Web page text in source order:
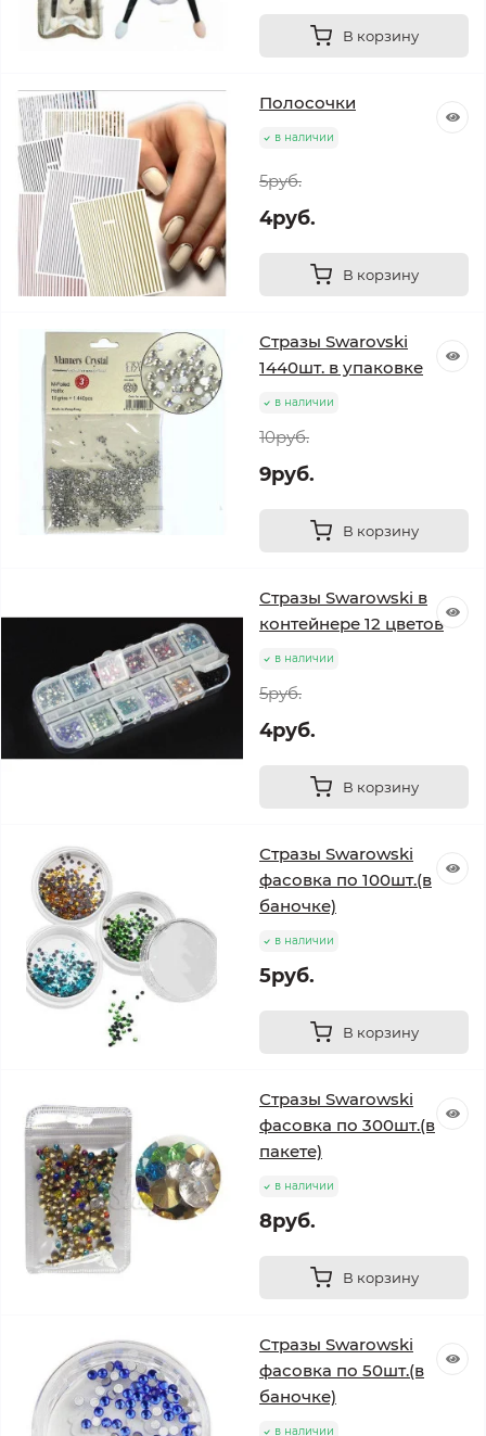
В корзину
Полосочки
в наличии
5руб.
4руб.
В корзину
Стразы Swarovski
1440шт. в упаковке
в наличии
10руб.
9руб.
В корзину
Стразы Swarowski в
контейнере 12 цветов
в наличии
5руб.
4руб.
В корзину
Стразы Swarowski
фасовка по 100шт.(в
баночке)
в наличии
5руб.
В корзину
Стразы Swarowski
фасовка по 300шт.(в
пакете)
в наличии
8руб.
В корзину
Стразы Swarowski
фасовка по 50шт.(в
баночке)
в наличии